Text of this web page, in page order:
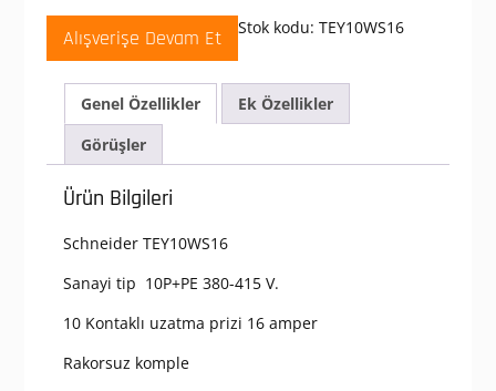
Alışverişe Devam Et Stok kodu: TEY10WS16
Genel Özellikler
Ek Özellikler
Görüşler
Ürün Bilgileri
Schneider TEY10WS16
Sanayi tip 10P+PE 380-415 V.
10 Kontaklı uzatma prizi 16 amper
Rakorsuz komple